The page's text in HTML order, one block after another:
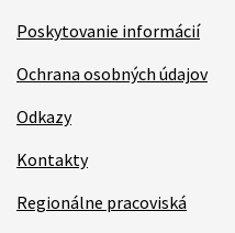
Poskytovanie informácií
Ochrana osobných údajov
Odkazy
Kontakty
Regionálne pracoviská